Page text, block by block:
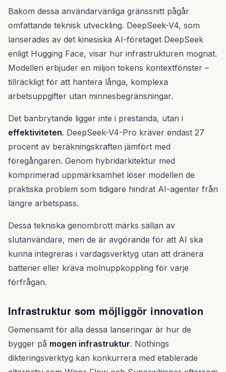
Bakom dessa användarvänliga gränssnitt pågår
omfattande teknisk utveckling. DeepSeek-V4, som
lanserades av det kinesiska AI-företaget DeepSeek
enligt Hugging Face, visar hur infrastrukturen mognat.
Modellen erbjuder en miljon tokens kontextfönster –
tillräckligt för att hantera långa, komplexa
arbetsuppgifter utan minnesbegränsningar.
Det banbrytande ligger inte i prestanda, utan i
effektiviteten. DeepSeek-V4-Pro kräver endast 27
procent av beräkningskraften jämfört med
föregångaren. Genom hybridarkitektur med
komprimerad uppmärksamhet löser modellen de
praktiska problem som tidigare hindrat AI-agenter från
längre arbetspass.
Dessa tekniska genombrott märks sällan av
slutanvändare, men de är avgörande för att AI ska
kunna integreras i vardagsverktyg utan att dränera
batterier eller kräva molnuppkoppling för varje
förfrågan.
Infrastruktur som möjliggör innovation
Gemensamt för alla dessa lanseringar är hur de
bygger på mogen infrastruktur. Nothings
dikteringsverktyg kan konkurrera med etablerade